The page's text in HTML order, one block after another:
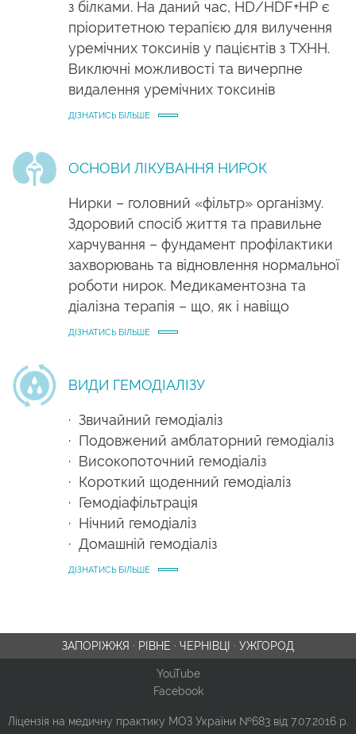
з білками. На даний час, HD/HDF+HP є
пріоритетною терапією для вилучення
уремічних токсинів у пацієнтів з ТХНН.
Виключні можливості та вичерпне
видалення уремічних токсинів
ДІЗНАТИСЬ БІЛЬШЕ
ОСНОВИ ЛІКУВАННЯ НИРОК
Нирки – головний «фільтр» організму.
Здоровий спосіб життя та правильне
харчування – фундамент профілактики
захворювань та відновлення нормальної
роботи нирок. Медикаментозна та
діалізна терапія – що, як і навіщо
ДІЗНАТИСЬ БІЛЬШЕ
ВИДИ ГЕМОДІАЛІЗУ
· Звичайний гемодіаліз
· Подовжений амблаторний гемодіаліз
· Високопоточний гемодіаліз
· Короткий щоденний гемодіаліз
· Гемодіафільтрація
· Нічний гемодіаліз
· Домашній гемодіаліз
ДІЗНАТИСЬ БІЛЬШЕ
ЗАПОРІЖЖЯ · РІВНЕ · ЧЕРНІВЦІ · УЖГОРОД
YouTube
Facebook
Ліцензія на медичну практику МОЗ України №683 від 7.07.2016 р.